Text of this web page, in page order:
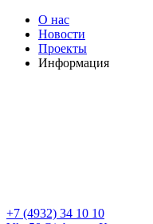
О нас
Новости
Проекты
Информация
+7 (4932) 34 10 10